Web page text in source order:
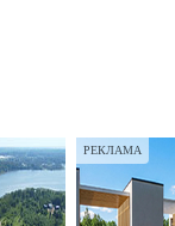
РЕКЛАМА